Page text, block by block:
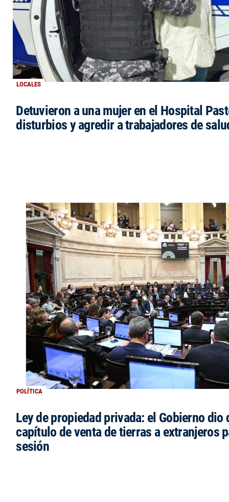
LOCALES
Detuvieron a una mujer en el Hospital
disturbios y agredir a trabajadores de
POLÍTICA
Ley de propiedad privada: el Gobierno dio
capítulo de venta de tierras a extranjeros
sesión